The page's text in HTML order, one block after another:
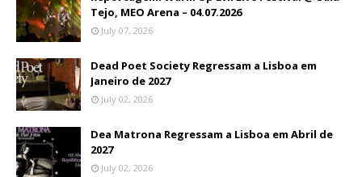
Tejo, MEO Arena – 04.07.2026
July 07, 2026
Dead Poet Society Regressam a Lisboa em
Janeiro de 2027
July 02, 2026
Dea Matrona Regressam a Lisboa em Abril de
2027
July 02, 2026